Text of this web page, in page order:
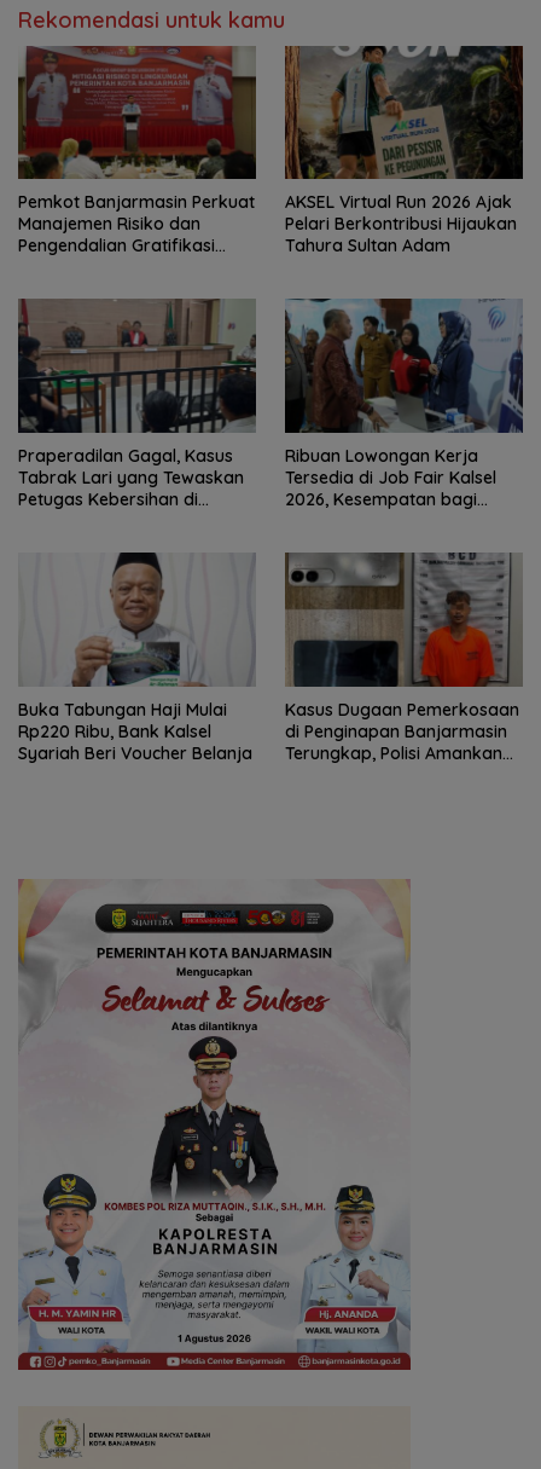
Rekomendasi untuk kamu
Pemkot Banjarmasin Perkuat
Manajemen Risiko dan
Pengendalian Gratifikasi
AKSEL Virtual Run 2026 Ajak
Pelari Berkontribusi Hijaukan
Tahura Sultan Adam
Praperadilan Gagal, Kasus
Tabrak Lari yang Tewaskan
Petugas Kebersihan di
Ribuan Lowongan Kerja
Tersedia di Job Fair Kalsel
2026, Kesempatan bagi
Buka Tabungan Haji Mulai
Rp220 Ribu, Bank Kalsel
Syariah Beri Voucher Belanja
Kasus Dugaan Pemerkosaan
di Penginapan Banjarmasin
Terungkap, Polisi Amankan